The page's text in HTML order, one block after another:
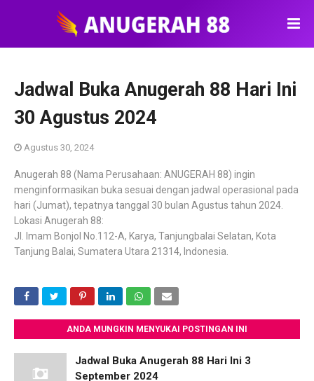
Jadwal Buka Anugerah 88 Hari Ini
30 Agustus 2024
Agustus 30, 2024
Anugerah 88 (Nama Perusahaan: ANUGERAH 88) ingin
menginformasikan buka sesuai dengan jadwal operasional pada
hari (Jumat), tepatnya tanggal 30 bulan Agustus tahun 2024.
Lokasi Anugerah 88:
Jl. Imam Bonjol No.112-A, Karya, Tanjungbalai Selatan, Kota
Tanjung Balai, Sumatera Utara 21314, Indonesia.
ANDA MUNGKIN MENYUKAI POSTINGAN INI
Jadwal Buka Anugerah 88 Hari Ini 3
September 2024